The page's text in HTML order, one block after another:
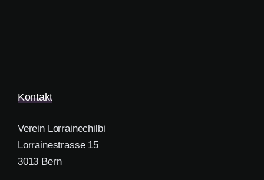
Kontakt
Verein Lorrainechilbi
Lorrainestrasse 15
3013 Bern